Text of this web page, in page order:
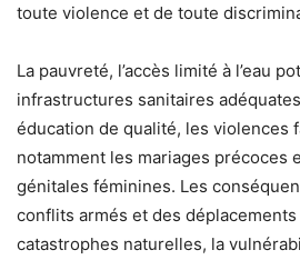
toute violence et de toute
La pauvreté, l’accès limité à l’eau
infrastructures sanitaires
éducation de qualité, les violences
notamment les mariages précoces
génitales féminines. Les
conflits armés et des
catastrophes naturelles, la